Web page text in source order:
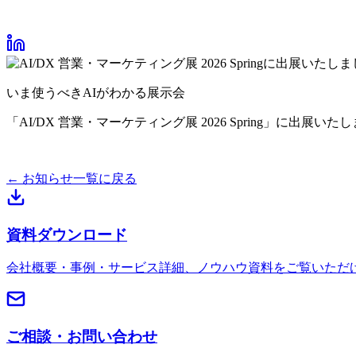
いま使うべきAIがわかる展示会
「AI/DX 営業・マーケティング展 2026 Spring」に出展いたし
← お知らせ一覧に戻る
資料ダウンロード
会社概要・事例・サービス詳細、ノウハウ資料をご覧いただ
ご相談・お問い合わせ